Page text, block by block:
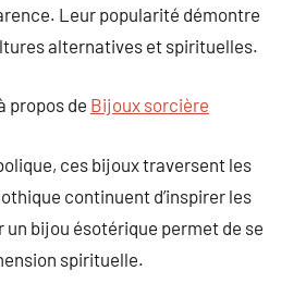
Leur popularité démontre
alternatives et spirituelles.
propos de Bijoux sorcière
ces bijoux traversent les
continuent d’inspirer les
bijou ésotérique permet de se
spirituelle.